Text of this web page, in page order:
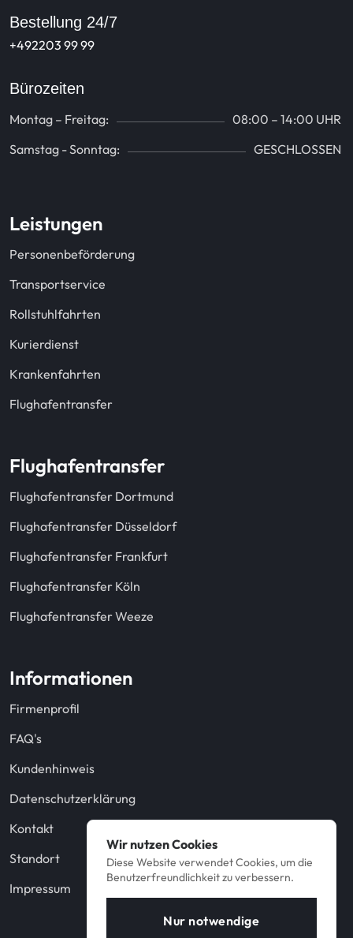
Bestellung 24/7
+492203 99 99
Bürozeiten
Montag – Freitag:
08:00 – 14:00 UHR
Samstag - Sonntag:
GESCHLOSSEN
Leistungen
Personenbeförderung
Transportservice
Rollstuhlfahrten
Kurierdienst
Krankenfahrten
Flughafentransfer
Flughafentransfer
Flughafentransfer Dortmund
Flughafentransfer Düsseldorf
Flughafentransfer Frankfurt
Flughafentransfer Köln
Flughafentransfer Weeze
Informationen
Firmenprofil
FAQ's
Kundenhinweis
Datenschutzerklärung
Kontakt
Standort
Impressum
Wir nutzen Cookies
Diese Website verwendet Cookies, um die
Benutzerfreundlichkeit zu verbessern.
Nur notwendige